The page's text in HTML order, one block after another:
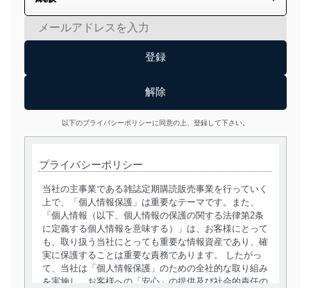
以下のプライバシーポリシーに同意の上、登録して下さい。
プライバシーポリシー
当社の主事業である雑誌定期購読販売事業を行っていく
上で、「個人情報保護」は重要なテーマです。また、
「個人情報（以下、個人情報の保護の関する法律第2条
に定義する個人情報を意味する）」は、お客様にとって
も、取り扱う当社にとっても重要な情報資産であり、確
実に保護することは重要な責務であります。 したがっ
て、当社は「個人情報保護」のための全社的な取り組み
を実施し、お客様への「安心」の提供及び社会的責任の